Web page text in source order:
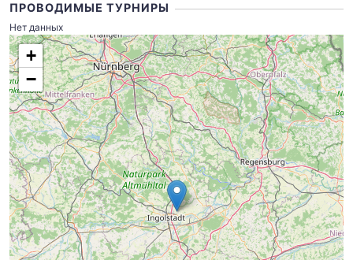
ПРОВОДИМЫЕ ТУРНИРЫ
Нет данных
+
−